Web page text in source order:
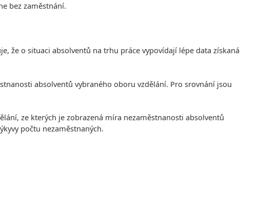
bez zaměstnání.
že o situaci absolventů na trhu práce vypovídají lépe data získaná
absolventů vybraného oboru vzdělání. Pro srovnání jsou
ze kterých je zobrazená míra nezaměstnanosti absolventů
počtu nezaměstnaných.